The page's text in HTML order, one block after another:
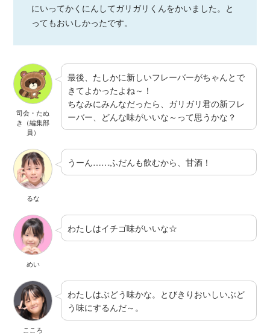
にいってかくにんしてガリガリくんをかいました。と
ってもおいしかったです。
司会・たぬ
き（編集部
員）
最後、たしかに新しいフレーバーがちゃんとで
きてよかったよね～！
ちなみにみんなだったら、ガリガリ君の新フレ
ーバー、どんな味がいいな～って思うかな？
るな
うーん……ふだんも飲むから、甘酒！
めい
わたしはイチゴ味がいいな☆
こころ
わたしはぶどう味かな。とびきりおいしいぶど
う味にするんだ～。